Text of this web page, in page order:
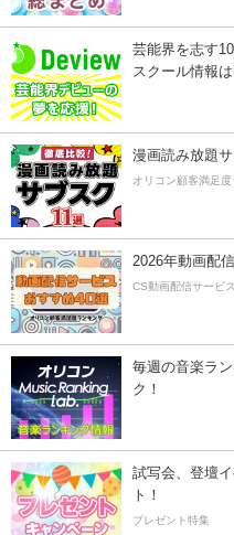
芸能界を志す
スクール情報
漫画読み放題
オリコン顧客満足
2026年動画配
CS動画配信サービ
毎週の音楽ラ
ク！
試写会、登壇
ト！
プレゼント特集